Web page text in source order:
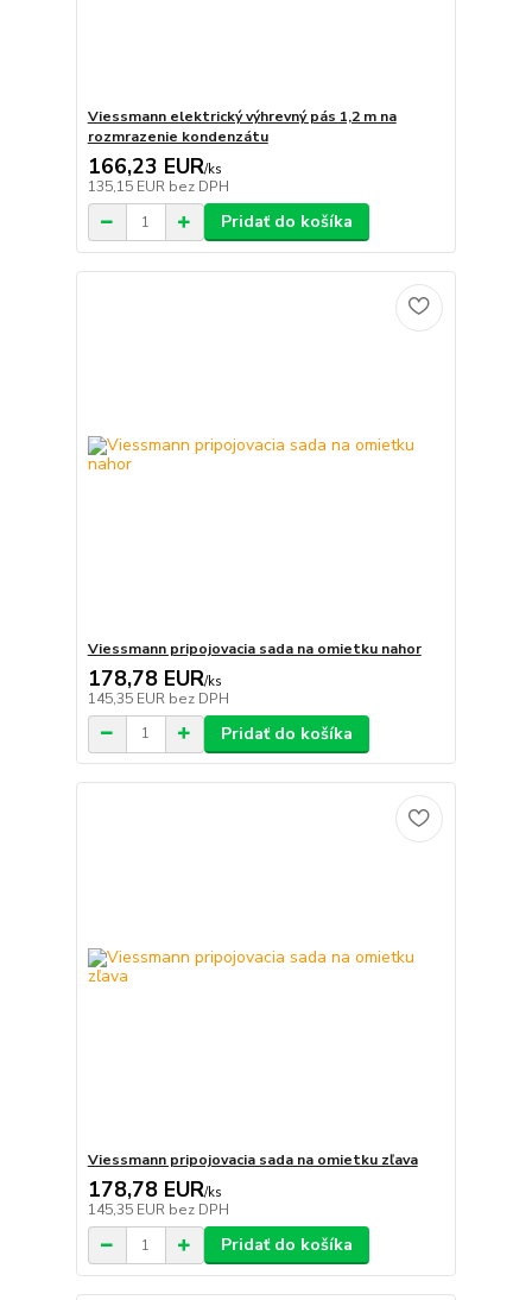
Viessmann elektrický výhrevný pás 1,2 m na
rozmrazenie kondenzátu
166,23 EUR/ks
135,15 EUR bez DPH
Pridať do košíka
Viessmann pripojovacia sada na omietku nahor
178,78 EUR/ks
145,35 EUR bez DPH
Pridať do košíka
Viessmann pripojovacia sada na omietku zľava
178,78 EUR/ks
145,35 EUR bez DPH
Pridať do košíka